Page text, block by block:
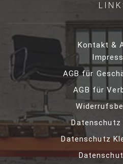
Kontakt &
AGB für
AGB für
Datenschutz
Datenschutz